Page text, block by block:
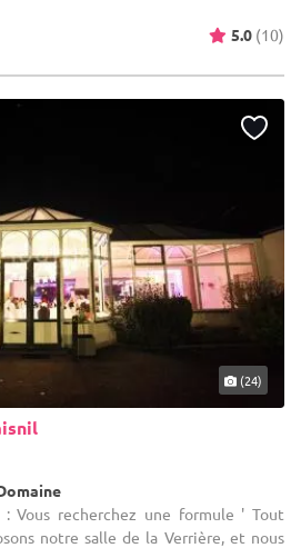
5.0 (10)
(24)
Vous recherchez une formule ' Tout
notre salle de la Verrière, et nous